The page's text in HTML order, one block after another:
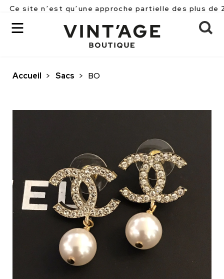
qu’une approche partielle des plus de 2500
Accueil > Sacs > BO